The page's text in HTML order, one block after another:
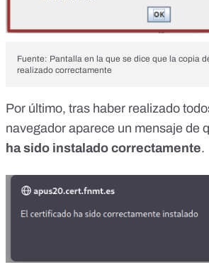
Fuente: Pantalla en la que se dice que la copia
realizado correctamente
Por último, tras haber realizado
navegador aparece un mensaje de
ha sido instalado correctamente.